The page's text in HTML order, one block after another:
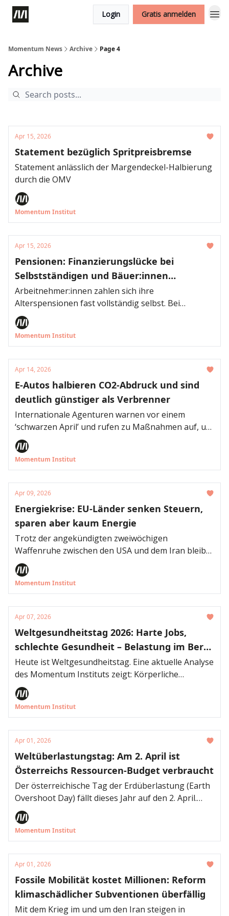
Login Gratis anmelden
Momentum News Archive Page 4
Archive
Apr 15, 2026
Statement bezüglich Spritpreisbremse
Statement anlässlich der Margendeckel-Halbierung
durch die OMV
Momentum Institut
Apr 15, 2026
Pensionen: Finanzierungslücke bei
Selbstständigen und Bäuer:innen
verkleinern
Arbeitnehmer:innen zahlen sich ihre
Alterspensionen fast vollständig selbst. Bei
Selbstständigen und Bäuer:innen dagegen ist die
Finanzierungslücke umso größer. Will die
Bundesregierung bei den Pensionen sparen, kann
und Selbstständige („Partnerleistung“) streichen. Im
Zuge der Budgetkonsolidierung würde sich die
Bundesregierung dadurch jährlich rund 600
Millionen Euro an Pensionsausgaben ersparen.
Momentum Institut
Apr 14, 2026
E-Autos halbieren CO2-Abdruck und sind
deutlich günstiger als Verbrenner
Internationale Agenturen warnen vor einem
‘schwarzen April’ und rufen zu Maßnahmen auf, um
den Energieverbrauch zu senken. Eine neue
Analyse des Momentum Instituts zeigt:
Ausgerechnet beim Autoverkehr wird weiterhin
gegenüber Elektroautos nicht nur klimaschädlicher,
sondern über den gesamten Lebenszyklus auch die
kostspieligere Technologie.
Momentum Institut
Apr 09, 2026
Energiekrise: EU-Länder senken Steuern,
sparen aber kaum Energie
Trotz der angekündigten zweiwöchigen
Waffenruhe zwischen den USA und dem Iran bleibt
die Lage auf den Energiemärkten angespannt. Ob
die Waffenruhe hält, ist ungewiss, ebenso die
weitere Entwicklung. Die Zerstörung iranischer
Hohe Energiepreise dürften daher noch länger
bestehen bleiben.
Momentum Institut
Apr 07, 2026
Weltgesundheitstag 2026: Harte Jobs,
schlechte Gesundheit – Belastung im Beruf
sozial ungleich verteilt
Heute ist Weltgesundheitstag. Eine aktuelle Analyse
des Momentum Instituts zeigt: Körperliche
Belastungen im Berufsalltag sind ungleich verteilt
und treffen vor allem Menschen mit niedrigerem
Bildungsabschluss. Gleichzeitig steigen die
ein höheres Pensionsantrittsalter diskutiert, darf
diese Realität nicht ignorieren.
Momentum Institut
Apr 01, 2026
Weltüberlastungstag: Am 2. April ist
Österreichs Ressourcen-Budget verbraucht
Der österreichische Tag der Erdüberlastung (Earth
Overshoot Day) fällt dieses Jahr auf den 2. April.
Bereits nach dem ersten Quartal hat Österreich
damit so viele Ressourcen verbraucht, wie
nachhaltig für das ganze Jahr verfügbar wären.
Österreichs Niveau leben, bräuchten wir vier
Planeten. In den 1960er Jahren hätte noch knapp
mehr als eine Erde gereicht.
Momentum Institut
Apr 01, 2026
Fossile Mobilität kostet Millionen: Reform
klimaschädlicher Subventionen überfällig
Mit dem Krieg im und um den Iran steigen in